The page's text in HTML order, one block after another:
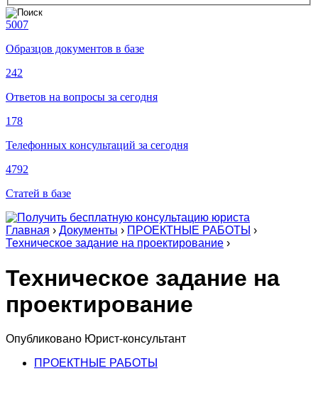
5007
Образцов документов в базе
242
Ответов на вопросы за сегодня
178
Телефонных консультаций за сегодня
4792
Статей в базе
Главная › Документы › ПРОЕКТНЫЕ РАБОТЫ ›
Техническое задание на проектирование ›
Техническое задание на
проектирование
Опубликовано Юрист-консультант
ПРОЕКТНЫЕ РАБОТЫ